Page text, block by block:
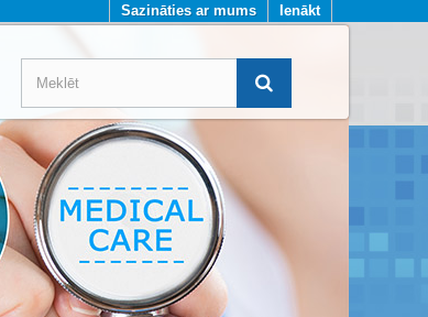
Ienākt
Sazināties ar mums